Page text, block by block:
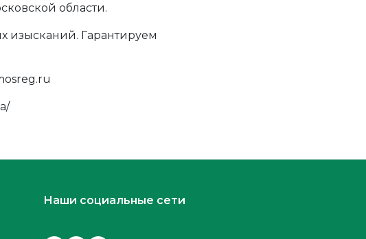
области.
изысканий. Гарантируем
Наши социальные сети